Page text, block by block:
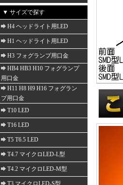
▼ サイズで探す
H4 ヘッドライト用LED
H1 ヘッドライト用LED
H3 フォグランプ用口金
HB4 HB3 H10 フォグランプ
用口金
H11 H8 H9 H16 フォグラン
プ用口金
T10 LED
T16 LED
T5 T6.5 LED
T4.7 マイクロLED-L型
T4.2 マイクロLED-M型
T3 マイクロLED-S型